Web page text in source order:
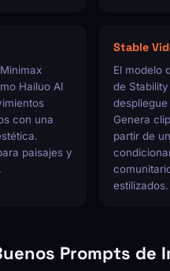
Hailuo AI
con una
paisajes y
Stable
El modelo
de
Genera
partir de
estilizados.
Prompts de